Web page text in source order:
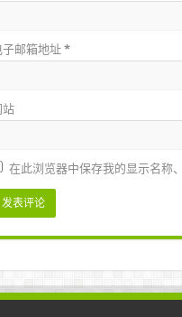
子邮箱地址*
站
在此浏览器中保存我的显示名称